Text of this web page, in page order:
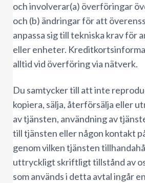
och involverar(a) överföringar
och (b) ändringar för att
anpassa sig till tekniska krav för
eller enheter.
alltid vid överföring via nätverk.
Du samtycker till att inte
kopiera, sälja, återförsälja eller
av tjänsten, användning av
till tjänsten eller någon kontakt
genom vilken tjänsten
uttryckligt skriftligt tillstånd av
som används i detta avtal ingår